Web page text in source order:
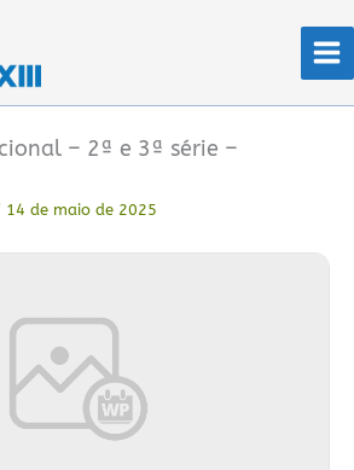
– 2ª e 3ª série –
14 de maio de 2025